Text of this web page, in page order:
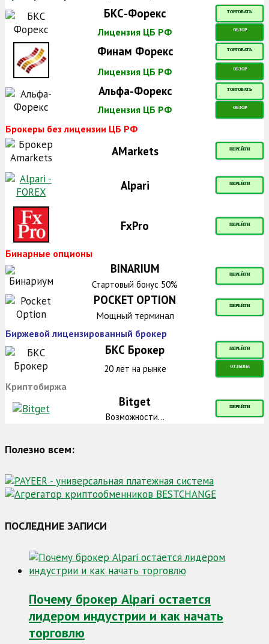
БКС-Форекс ТОРГОВАТЬ
Лицензия ЦБ РФ ОБЗОР
Финам Форекс ТОРГОВАТЬ
Лицензия ЦБ РФ ОБЗОР
Альфа-Форекс ТОРГОВАТЬ
Лицензия ЦБ РФ ОБЗОР
Брокеры без лицензии ЦБ РФ
AMarkets ПЕРЕЙТИ
Alpari ПЕРЕЙТИ
FxPro ПЕРЕЙТИ
Бинарные опционы
BINARIUM ПЕРЕЙТИ
Стартовый бонус 50%
POCKET OPTION ПЕРЕЙТИ
Мощный терминал
Биржевой лицензированный брокер
БКС Брокер ПЕРЕЙТИ
20 лет на рынке ОТЗЫВЫ
Криптобиржа
Bitget ПЕРЕЙТИ
Возможности...
Полезно всем:
ПОСЛЕДНИЕ ЗАПИСИ
Почему брокер Alpari остается
лидером индустрии и как начать
торговлю